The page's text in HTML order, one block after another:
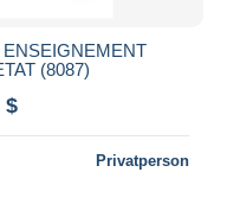
(8087)
$
Privatperson